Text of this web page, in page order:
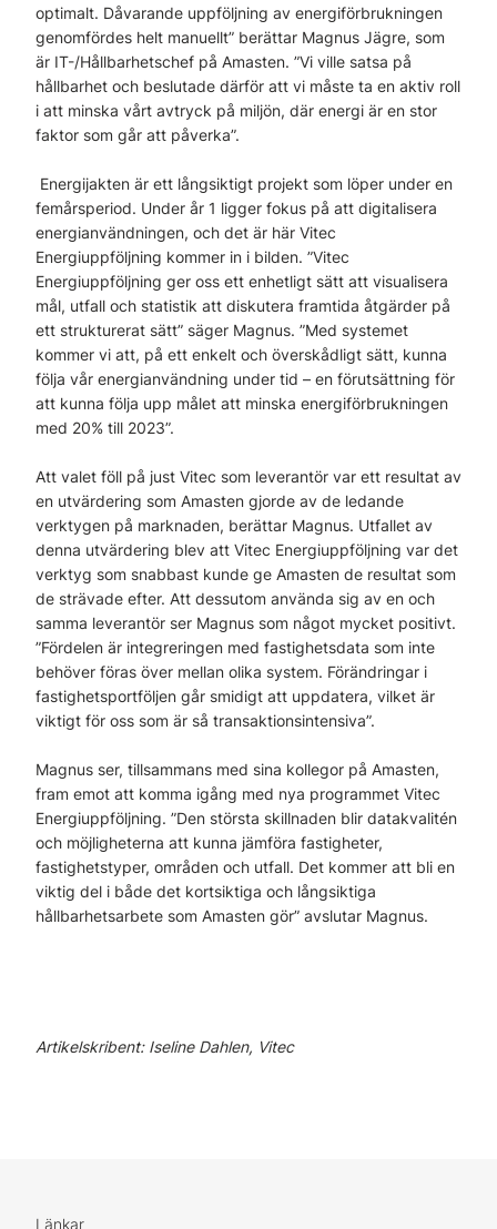
optimalt. Dåvarande uppföljning av energiförbrukningen
genomfördes helt manuellt” berättar Magnus Jägre, som
är IT-/Hållbarhetschef på Amasten. ”Vi ville satsa på
hållbarhet och beslutade därför att vi måste ta en aktiv roll
i att minska vårt avtryck på miljön, där energi är en stor
faktor som går att påverka”.
Energijakten är ett långsiktigt projekt som löper under en
femårsperiod. Under år 1 ligger fokus på att digitalisera
energianvändningen, och det är här Vitec
Energiuppföljning kommer in i bilden. ”Vitec
Energiuppföljning ger oss ett enhetligt sätt att visualisera
mål, utfall och statistik att diskutera framtida åtgärder på
ett strukturerat sätt” säger Magnus. ”Med systemet
kommer vi att, på ett enkelt och överskådligt sätt, kunna
följa vår energianvändning under tid – en förutsättning för
att kunna följa upp målet att minska energiförbrukningen
med 20% till 2023”.
Att valet föll på just Vitec som leverantör var ett resultat av
en utvärdering som Amasten gjorde av de ledande
verktygen på marknaden, berättar Magnus. Utfallet av
denna utvärdering blev att Vitec Energiuppföljning var det
verktyg som snabbast kunde ge Amasten de resultat som
de strävade efter. Att dessutom använda sig av en och
samma leverantör ser Magnus som något mycket positivt.
”Fördelen är integreringen med fastighetsdata som inte
behöver föras över mellan olika system. Förändringar i
fastighetsportföljen går smidigt att uppdatera, vilket är
viktigt för oss som är så transaktionsintensiva”.
Magnus ser, tillsammans med sina kollegor på Amasten,
fram emot att komma igång med nya programmet Vitec
Energiuppföljning. ”Den största skillnaden blir datakvalitén
och möjligheterna att kunna jämföra fastigheter,
fastighetstyper, områden och utfall. Det kommer att bli en
viktig del i både det kortsiktiga och långsiktiga
hållbarhetsarbete som Amasten gör” avslutar Magnus.
Artikelskribent: Iseline Dahlen, Vitec
Länkar